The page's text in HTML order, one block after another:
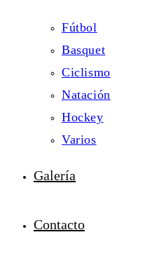
Fútbol
Basquet
Ciclismo
Natación
Hockey
Varios
Galería
Contacto